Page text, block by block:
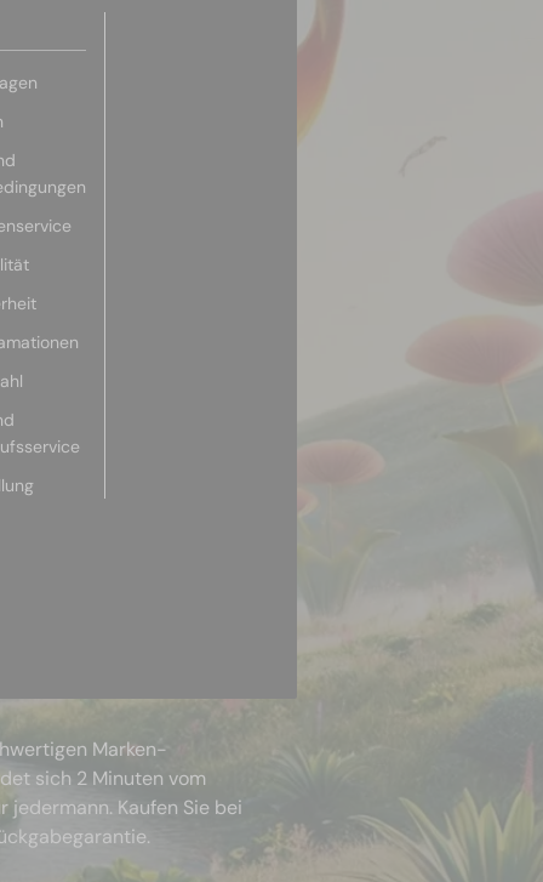
Marken-
sich 2 Minuten vom
Kaufen Sie bei